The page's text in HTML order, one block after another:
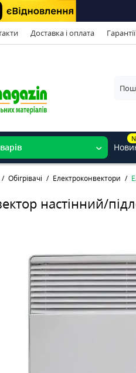
Доставка і оплата Гарантії
Обігрівачі Електроконвектори
настінний/